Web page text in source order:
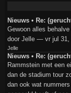
Nieuws • Re:
Gewoon alles
door Jelle — vr jul 31,
Jelle
Nieuws • Re:
Rammstein met een
dan de stadium tour
dan ook wat